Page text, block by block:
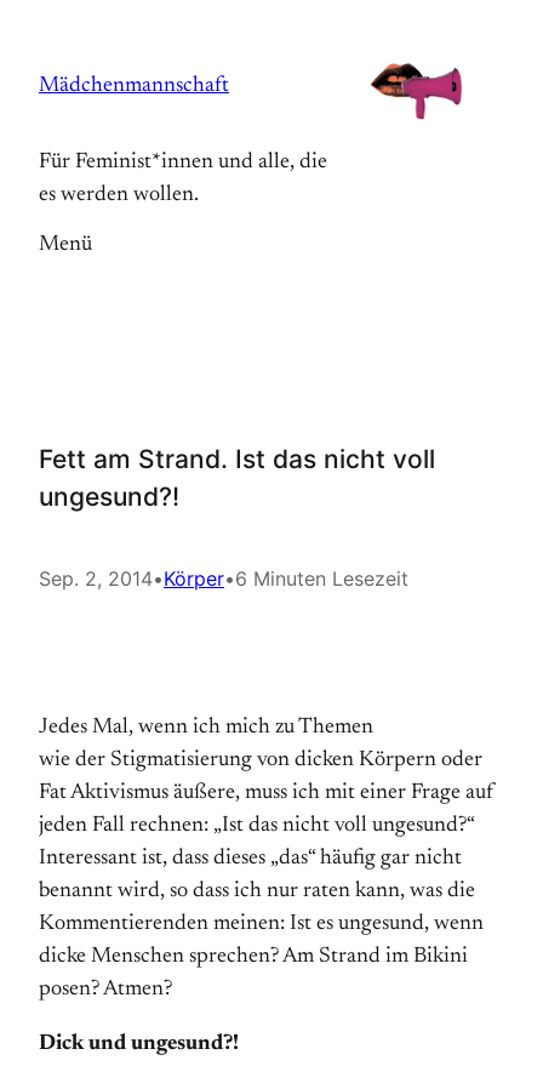
springen
Mädchenmannschaft
Für Feminist*innen und alle, die
es werden wollen.
Menü
Fett am Strand. Ist das nicht voll
ungesund?!
Sep. 2, 2014•Körper•6 Minuten Lesezeit
Jedes Mal, wenn ich mich zu Themen
wie der Stigmatisierung von dicken Körpern oder
Fat Aktivismus äußere, muss ich mit einer Frage auf
jeden Fall rechnen: „Ist das nicht voll ungesund?“
Interessant ist, dass dieses „das“ häufig gar nicht
benannt wird, so dass ich nur raten kann, was die
Kommentierenden meinen: Ist es ungesund, wenn
dicke Menschen sprechen? Am Strand im Bikini
posen? Atmen?
Dick und ungesund?!